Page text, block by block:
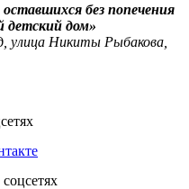
без попечения
детский дом»
улица Никиты Рыбакова,